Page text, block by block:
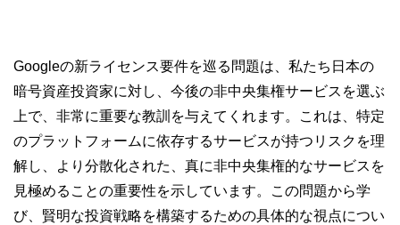
Googleの新ライセンス要件を巡る問題は、私たち日本の
暗号資産投資家に対し、今後の非中央集権サービスを選ぶ
上で、非常に重要な教訓を与えてくれます。これは、特定
のプラットフォームに依存するサービスが持つリスクを理
解し、より分散化された、真に非中央集権的なサービスを
見極めることの重要性を示しています。この問題から学
び、賢明な投資戦略を構築するための具体的な視点につい